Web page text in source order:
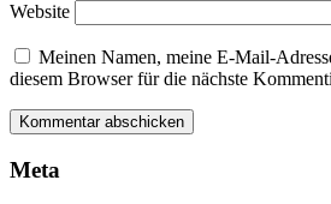
Website
Meinen Namen, meine E-Mail-
diesem Browser für die nächste
Meta